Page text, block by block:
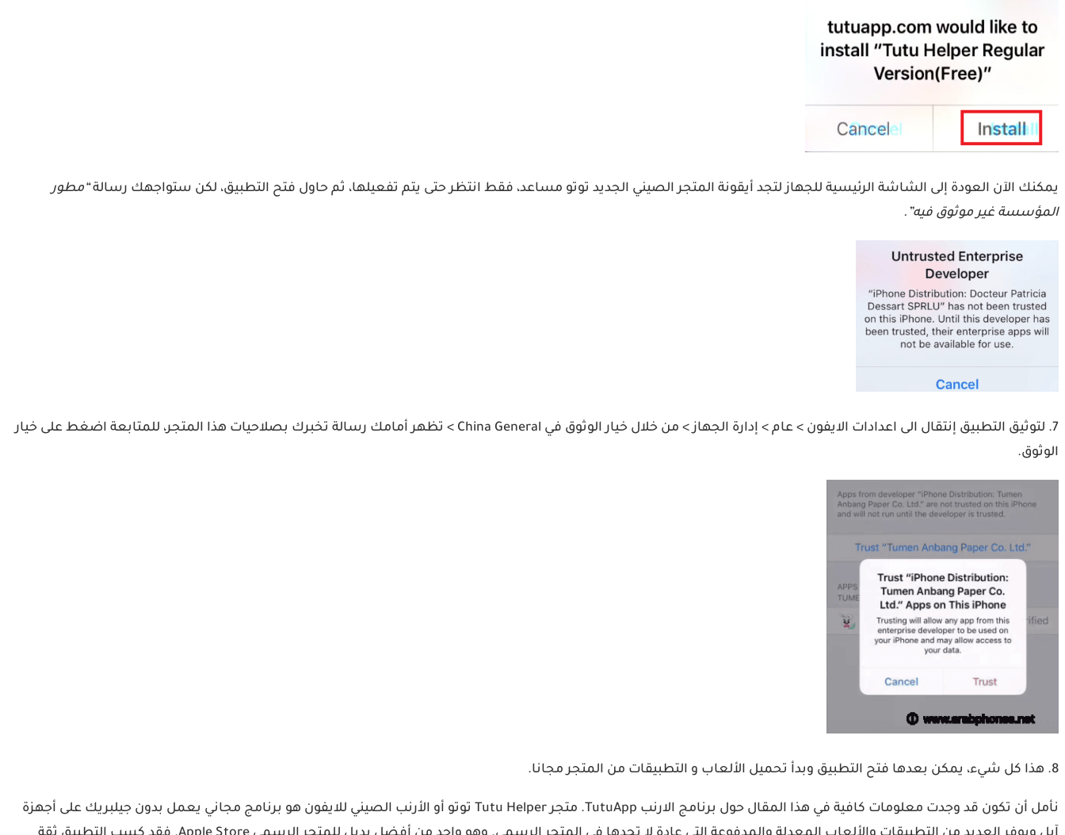
يمكنك الآن العودة إلى الشاشة الرئيسية للجهاز لتجد أيقونة المتجر الصيني الجديد توتو مساعد، فقط انتظر حتى يتم تفعيلها، ثم حاول فتح التطبيق، لكن ستواجهك رسالة“مطور
المؤسسة غير موثوق فيه”.
7. لتوثيق التطبيق إنتقال الى اعدادات الايفون > عام > إدارة الجهاز > من خلال خيار الوثوق في China General > تظهر أمامك رسالة تخبرك بصلاحيات هذا المتجر، للمتابعة اضغط على خيار
الوثوق.
8. هذا كل شيء، يمكن بعدها فتح التطبيق وبدأ تحميل الألعاب و التطبيقات من المتجر مجانا.
نأمل أن تكون قد وجدت معلومات كافية في هذا المقال حول برنامج الارنب TutuApp. متجر Tutu Helper توتو أو الأرنب الصيني للايفون هو برنامج مجاني يعمل بدون جيلبريك على أجهزة